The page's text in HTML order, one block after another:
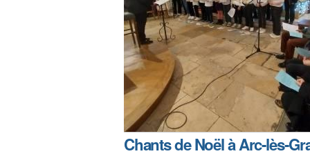
Chants de Noël à Arc-lès-